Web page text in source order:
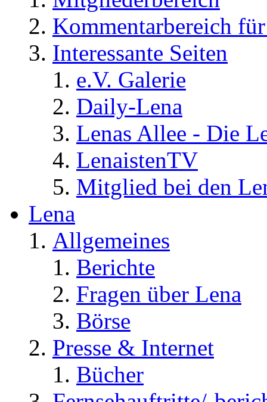
Kommentarbereich
Interessante Seiten
e.V. Galerie
Daily-Lena
Lenas Allee - Die
LenaistenTV
Mitglied bei den
Lena
Allgemeines
Berichte
Fragen über Lena
Börse
Presse & Internet
Bücher